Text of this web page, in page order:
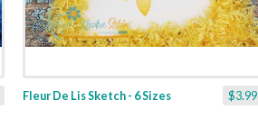
$3.99
Fleur De Lis Sketch - 6 Sizes